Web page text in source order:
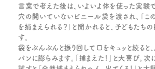
言葉で考えた後は、いよいよ体を使った実験で
穴の開いていないビニール袋を渡され、「こ
を捕まえられる？」と聞かれると、子どもたち
す。
袋をぶんぶんと振り回して口をキュッと絞ると
パンに膨らみます。「捕まえた！」と大喜び。